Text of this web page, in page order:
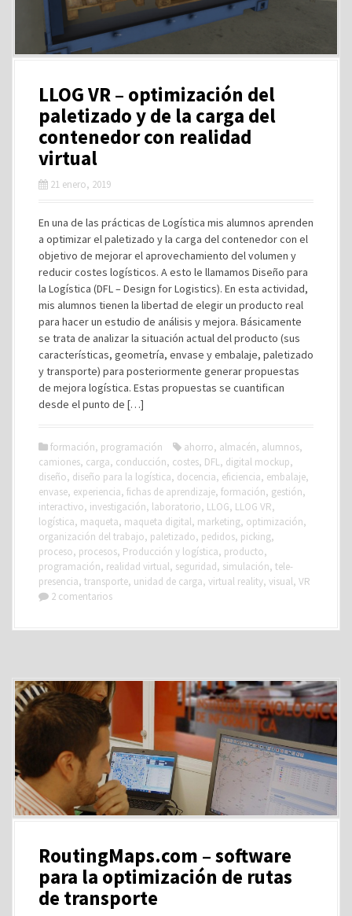
LLOG VR – optimización del
paletizado y de la carga del
contenedor con realidad
virtual
21 enero, 2019
En una de las prácticas de Logística mis alumnos aprenden
a optimizar el paletizado y la carga del contenedor con el
objetivo de mejorar el aprovechamiento del volumen y
reducir costes logísticos. A esto le llamamos Diseño para
la Logística (DFL – Design for Logistics). En esta actividad,
mis alumnos tienen la libertad de elegir un producto real
para hacer un estudio de análisis y mejora. Básicamente
se trata de analizar la situación actual del producto (sus
características, geometría, envase y embalaje, paletizado
y transporte) para posteriormente generar propuestas
de mejora logística. Estas propuestas se cuantifican
desde el punto de […]
formación, programación ahorro, almacén, alumnos,
camiones, carga, conducción, costes, DFL, digital mockup,
diseño, diseño para la logística, docencia, eficiencia, embalaje,
envase, experiencia, fichas de aprendizaje, formación, gestión,
interactivo, investigación, laboratorio, LLOG, LLOG VR,
logística, maqueta, maqueta digital, marketing, optimización,
organización del trabajo, paletizado, pedidos, picking,
proceso, procesos, Producción y logística, producto,
programación, realidad virtual, seguridad, simulación, tele-
presencia, transporte, unidad de carga, virtual reality, visual, VR
2 comentarios
RoutingMaps.com – software
para la optimización de rutas
de transporte